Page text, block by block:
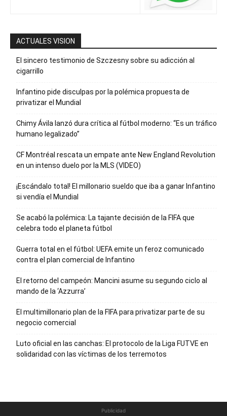
ACTUALES VISION
El sincero testimonio de Szczesny sobre su adicción al
cigarrillo
Infantino pide disculpas por la polémica propuesta de
privatizar el Mundial
Chimy Ávila lanzó dura crítica al fútbol moderno: “Es un tráfico
humano legalizado”
CF Montréal rescata un empate ante New England Revolution
en un intenso duelo por la MLS (VIDEO)
¡Escándalo total! El millonario sueldo que iba a ganar Infantino
si vendía el Mundial
Se acabó la polémica: La tajante decisión de la FIFA que
celebra todo el planeta fútbol
Guerra total en el fútbol: UEFA emite un feroz comunicado
contra el plan comercial de Infantino
El retorno del campeón: Mancini asume su segundo ciclo al
mando de la ‘Azzurra’
El multimillonario plan de la FIFA para privatizar parte de su
negocio comercial
Luto oficial en las canchas: El protocolo de la Liga FUTVE en
solidaridad con las víctimas de los terremotos
Publicidad